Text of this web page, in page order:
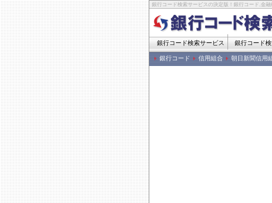
銀行コード検索サービスの決定版！銀行コード,金
銀行コード検索サービス 銀行コード
銀行コード
信用組合 朝日新聞信用